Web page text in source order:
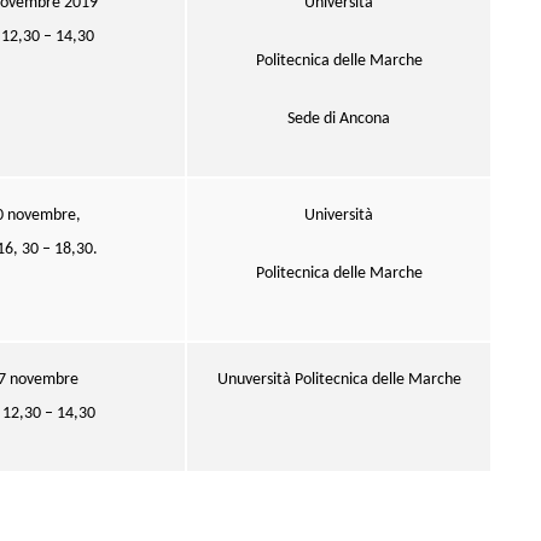
– 14,30
Politecnica delle Marche
Sede di Ancona
novembre,
30 – 18,30.
Università
Politecnica delle Marche
novembre
– 14,30
Unuversità Politecnica delle Marche